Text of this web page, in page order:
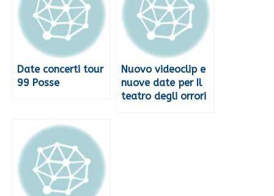
Date concerti tour
99 Posse
Nuovo videoclip e
nuove date per Il
teatro degli orrori